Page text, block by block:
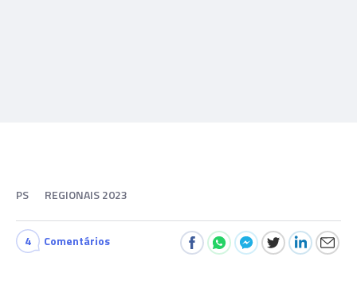
PS REGIONAIS 2023
4 Comentários